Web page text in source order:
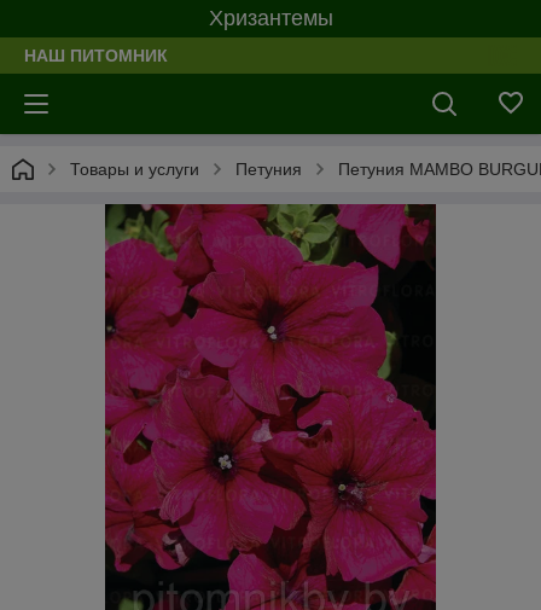
Хризантемы
НАШ ПИТОМНИК
Товары и услуги Петуния Петуния MAMBO